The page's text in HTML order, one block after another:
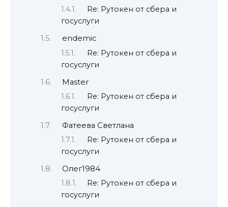
Re: Рутокен от сбера и
госуслуги
endemic
Re: Рутокен от сбера и
госуслуги
Master
Re: Рутокен от сбера и
госуслуги
Фатеева Светлана
Re: Рутокен от сбера и
госуслуги
Олег1984
Re: Рутокен от сбера и
госуслуги